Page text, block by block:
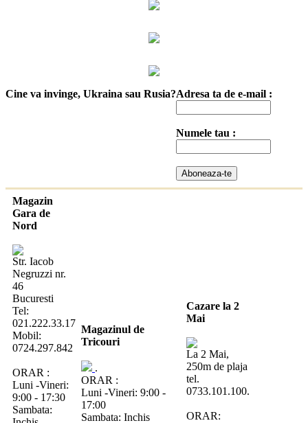
Cine va invinge, Ukraina sau Rusia?Adresa ta de e-mail :
Numele tau :
Magazin
Gara de
Nord
Str. Iacob
Negruzzi nr.
46
Bucuresti
Tel:
021.222.33.17
Mobil:
0724.297.842
ORAR :
Luni -Vineri:
9:00 - 17:30
Sambata:
Magazinul de
Tricouri
.
ORAR :
Luni -Vineri: 9:00 -
17:00
Sambata: Inchis
Cazare la 2
Mai
La 2 Mai,
250m de plaja
tel.
0733.101.100.
ORAR: